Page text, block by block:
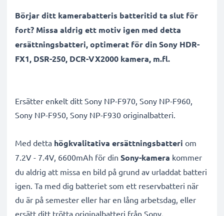
Börjar ditt kamerabatteris batteritid ta slut för
fort? Missa aldrig ett motiv igen med detta
ersättningsbatteri, optimerat för din Sony HDR-
FX1, DSR-250, DCR-VX2000 kamera, m.fl.
Ersätter enkelt ditt Sony NP-F970, Sony NP-F960,
Sony NP-F950, Sony NP-F930 originalbatteri.
Med detta högkvalitativa ersättningsbatteri om
7.2V - 7.4V, 6600mAh för din Sony-kamera kommer
du aldrig att missa en bild på grund av urladdat batteri
igen. Ta med dig batteriet som ett reservbatteri när
du är på semester eller har en lång arbetsdag, eller
ersätt ditt trötta originalbatteri från Sony.